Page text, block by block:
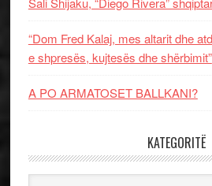
“Dom Fred Kalaj, mes altarit dhe
e shpresës, kujtesës dhe shërbimit”
A PO ARMATOSET BALLKANI?
KATEGORITË